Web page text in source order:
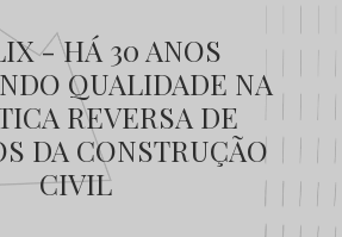
- HÁ 30 ANOS
QUALIDADE NA
REVERSA DE
DA CONSTRUÇÃO
CIVIL